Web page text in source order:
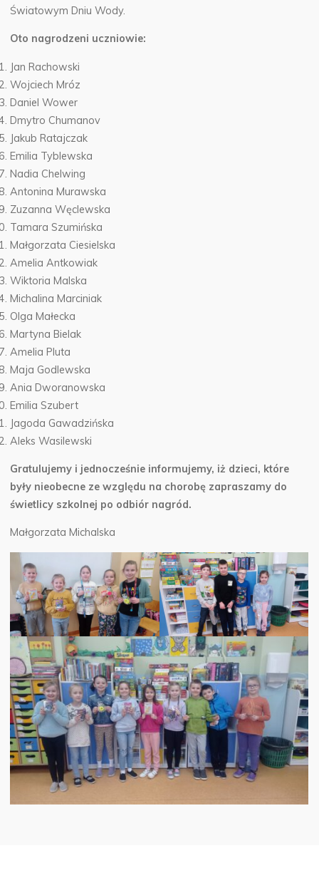
Światowym Dniu Wody.
Oto nagrodzeni uczniowie:
Jan Rachowski
Wojciech Mróz
Daniel Wower
Dmytro Chumanov
Jakub Ratajczak
Emilia Tyblewska
Nadia Chelwing
Antonina Murawska
Zuzanna Węclewska
Tamara Szumińska
Małgorzata Ciesielska
Amelia Antkowiak
Wiktoria Malska
Michalina Marciniak
Olga Małecka
Martyna Bielak
Amelia Pluta
Maja Godlewska
Ania Dworanowska
Emilia Szubert
Jagoda Gawadzińska
Aleks Wasilewski
Gratulujemy i jednocześnie informujemy, iż dzieci, które
były nieobecne ze względu na chorobę zapraszamy do
świetlicy szkolnej po odbiór nagród.
Małgorzata Michalska